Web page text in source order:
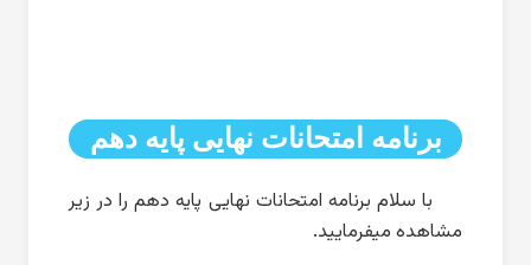
برنامه امتحانات نهایی پایه دهم
با سلام برنامه امتحانات نهایی پایه دهم را در زیر
مشاهده میفرمایید.